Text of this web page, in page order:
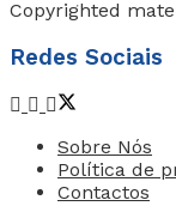
Copyrighted
Redes Sociais
Sobre Nós
Política de
Contactos